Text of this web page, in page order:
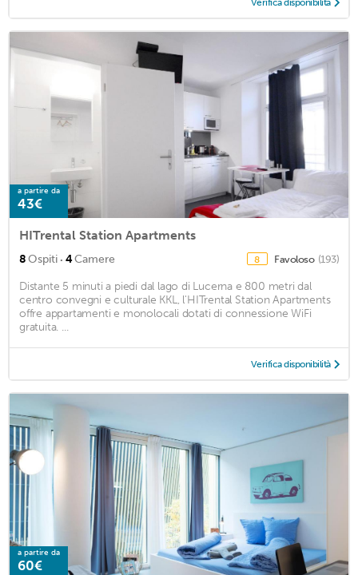
a partire da
43€
HITrental Station Apartments
8Ospiti · 4Camere 8 Favoloso (193)
Distante 5 minuti a piedi dal lago di Lucerna e 800 metri dal
centro convegni e culturale KKL, l'HITrental Station Apartments
offre appartamenti e monolocali dotati di connessione WiFi
gratuita. ...
Verifica disponibilità
a partire da
60€